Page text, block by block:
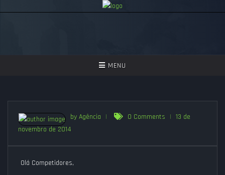
TOGGLE
MENU
ASSISTIR
PERGUNTAS FREQUENTES
by Agência | 0 Comments | 13 de
novembro de 2014
Olá Competidores,